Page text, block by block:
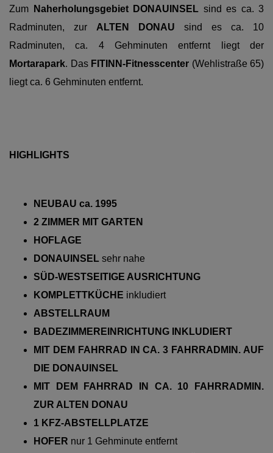
Zum Naherholungsgebiet DONAUINSEL sind es ca. 3
Radminuten, zur ALTEN DONAU sind es ca. 10
Radminuten, ca. 4 Gehminuten entfernt liegt der
Mortarapark. Das FITINN-Fitnesscenter (Wehlistraße 65)
liegt ca. 6 Gehminuten entfernt.
HIGHLIGHTS
NEUBAU ca. 1995
2 ZIMMER MIT GARTEN
HOFLAGE
DONAUINSEL sehr nahe
SÜD-WESTSEITIGE AUSRICHTUNG
KOMPLETTKÜCHE inkludiert
ABSTELLRAUM
BADEZIMMEREINRICHTUNG INKLUDIERT
MIT DEM FAHRRAD IN CA. 3 FAHRRADMIN. AUF
DIE DONAUINSEL
MIT DEM FAHRRAD IN CA. 10 FAHRRADMIN.
ZUR ALTEN DONAU
1 KFZ-ABSTELLPLATZE
HOFER nur 1 Gehminute entfernt